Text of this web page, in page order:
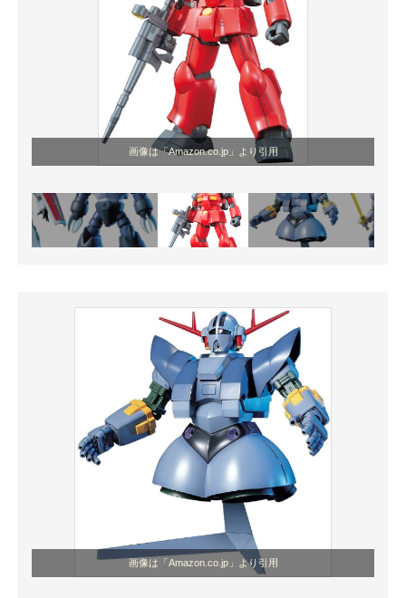
画像は「Amazon.co.jp」より引用
画像は「Amazon.co.jp」より引用